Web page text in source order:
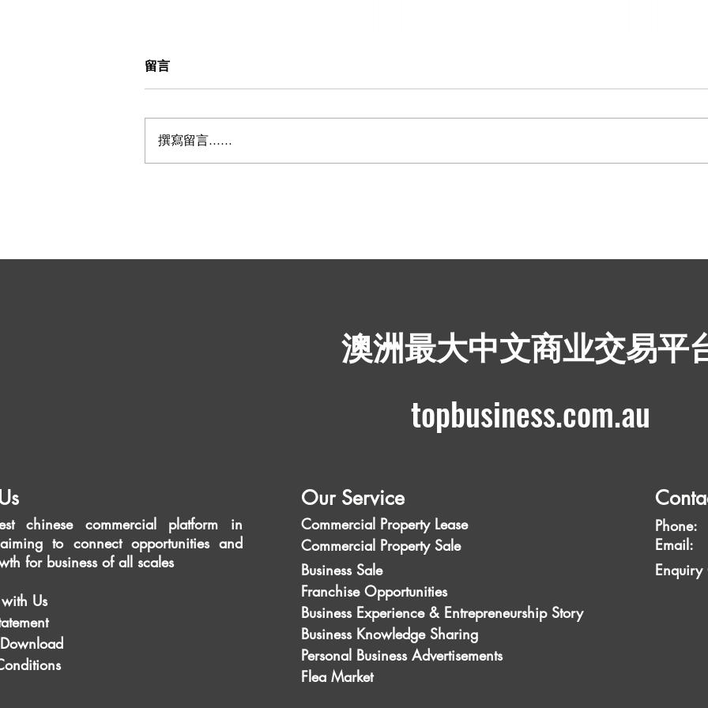
留言
撰寫留言......
澳洲最大中文商业交易平
topbusiness.com.au
chinese commercial platform in
to connect opportunities and
for business of all scales
Us
Our Service
Commercial Property Lease
Commercial Property Sale
Business Sale
Franchise Opportunities
Business Experience & Entrepreneurship Story
Business Knowledge Sharing
Personal Business Advertisements
Flea Market